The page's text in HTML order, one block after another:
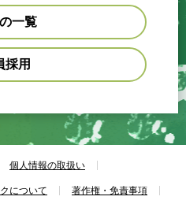
一覧
採用
個人情報の取扱い
について 著作権・免責事項